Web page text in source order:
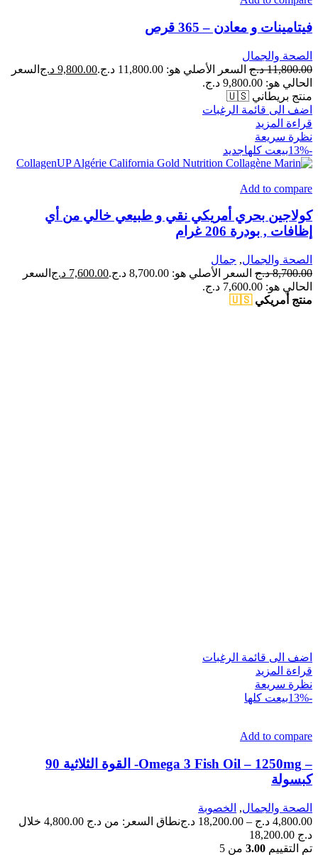
فيتامينات و معادن – 365 قرص
الصحة والجمال
11,800.00 د.ج السعر الأصلي هو: 11,800.00 د.ج. 9,800.00 د.ج السعر
الحالي هو: 9,800.00 د.ج.
منتج بريطاني 🇺🇸
اضف الى قائمة الرغبات
قراءة المزيد
نظرة سريعة
-13%
بيعت كلهاجديد
Add to compare
كولاجين بحري أمريكي نقي و طبيعي خالي من أي
إظافات , بودرة 206 غرام
الصحة والجمال, جمال
8,700.00 د.ج السعر الأصلي هو: 8,700.00 د.ج. 7,600.00 د.ج السعر
الحالي هو: 7,600.00 د.ج.
منتج أمريكي 🇺🇸
اضف الى قائمة الرغبات
قراءة المزيد
نظرة سريعة
-13%
بيعت كلها
Add to compare
– Omega 3 Fish Oil – 1250mg- القوة الثلاثية 90
كبسولة
الصحة والجمال, الخصوبة
4,800.00 د.ج –
18,200.00 د.ج
نطاق السعر: من ⁦4,800.00 د.ج⁩ خلال
تم التقييم 3.00 من 5